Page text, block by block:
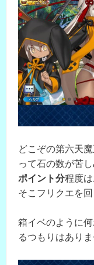
どこぞの第六天
って石の数が苦
ポイント分程度
そこフリクエを回
箱イベのように
るつもりはありま